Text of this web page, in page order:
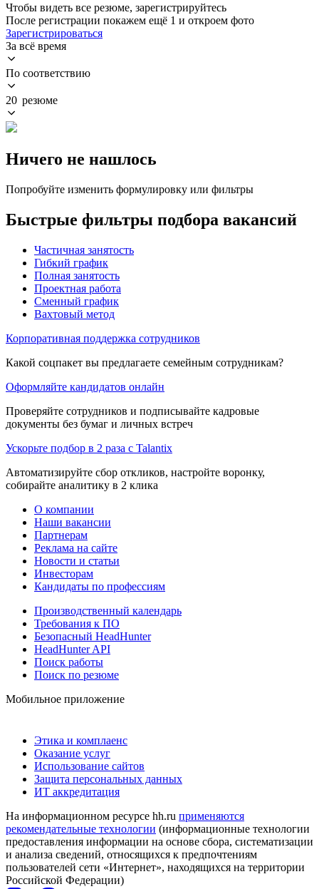
Чтобы видеть все резюме, зарегистрируйтесь
После регистрации покажем ещё 1 и откроем фото
Зарегистрироваться
За всё время
По соответствию
20 резюме
Ничего не нашлось
Попробуйте изменить формулировку или фильтры
Быстрые фильтры подбора вакансий
Частичная занятость
Гибкий график
Полная занятость
Проектная работа
Сменный график
Вахтовый метод
Корпоративная поддержка сотрудников
Какой соцпакет вы предлагаете семейным сотрудникам?
Оформляйте кандидатов онлайн
Проверяйте сотрудников и подписывайте кадровые
документы без бумаг и личных встреч
Ускорьте подбор в 2 раза с Talantix
Автоматизируйте сбор откликов, настройте воронку,
собирайте аналитику в 2 клика
О компании
Наши вакансии
Партнерам
Реклама на сайте
Новости и статьи
Инвесторам
Кандидаты по профессиям
Производственный календарь
Требования к ПО
Безопасный HeadHunter
HeadHunter API
Поиск работы
Поиск по резюме
Мобильное приложение
Этика и комплаенс
Оказание услуг
Использование сайтов
Защита персональных данных
ИТ аккредитация
На информационном ресурсе hh.ru применяются
рекомендательные технологии (информационные технологии
предоставления информации на основе сбора, систематизации
и анализа сведений, относящихся к предпочтениям
пользователей сети «Интернет», находящихся на территории
Российской Федерации)